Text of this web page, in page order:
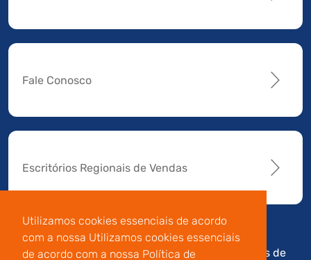
Utilizamos cookies essenciais de acordo
com a nossa Utilizamos cookies essenciais
de acordo com a nossa Política de
Fale Conosco
Escritórios Regionais de Vendas
Av. Manoel da Nóbrega,
Termos de
Código de